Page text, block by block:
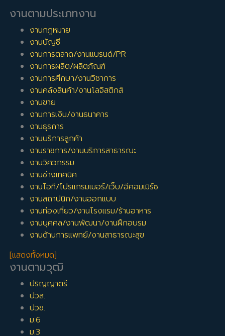
งานตามประเภทงาน
งานกฎหมาย
งานบัญชี
งานการตลาด/งานแบรนด์/PR
งานการผลิต/ผลิตภัณฑ์
งานการศึกษา/งานวิชาการ
งานคลังสินค้า/งานโลจิสติกส์
งานขาย
งานการเงิน/งานธนาคาร
งานธุรการ
งานบริการลูกค้า
งานราชการ/งานบริการสาธารณะ
งานวิศวกรรม
งานช่างเทคนิค
งานไอที/โปรแกรมเมอร์/เว็บ/อีคอมเมิร์ซ
งานสถาปนิก/งานออกแบบ
งานท่องเที่ยว/งานโรงแรม/ร้านอาหาร
งานบุคคล/งานพัฒนา/งานฝึกอบรม
งานด้านการแพทย์/งานสาธารณะสุข
[แสดงทั้งหมด]
งานตามวุฒิ
ปริญญาตรี
ปวส.
ปวช.
ม.6
ม.3